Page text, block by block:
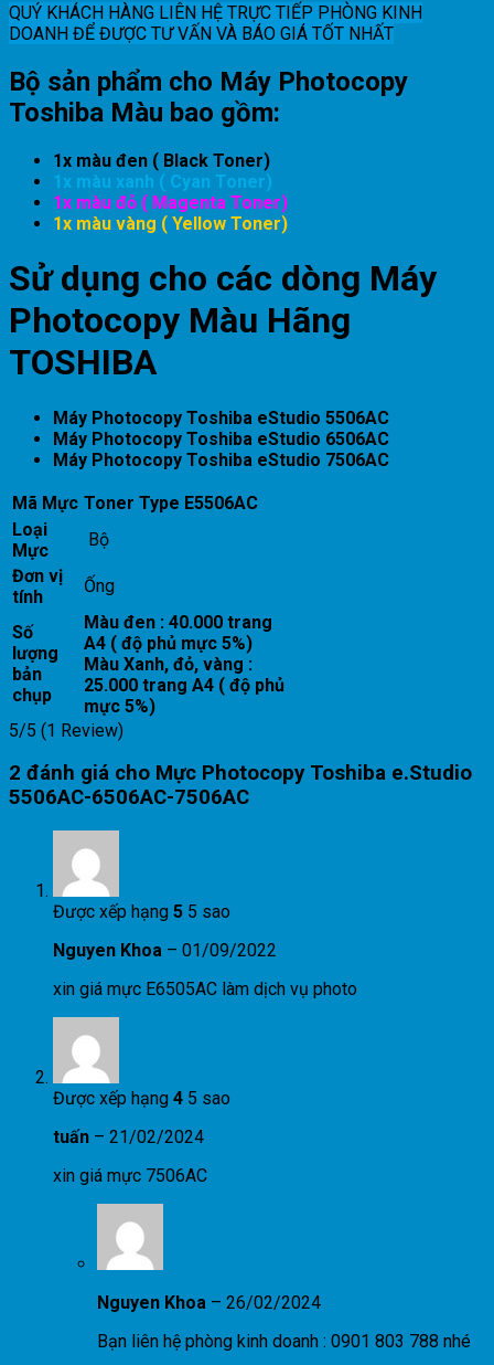
QUÝ KHÁCH HÀNG LIÊN HỆ TRỰC TIẾP PHÒNG KINH
DOANH ĐỂ ĐƯỢC TƯ VẤN VÀ BÁO GIÁ TỐT NHẤT
Bộ sản phẩm cho Máy Photocopy
Toshiba Màu bao gồm:
1x màu đen ( Black Toner)
1x màu xanh ( Cyan Toner)
1x màu đỏ ( Magenta Toner)
1x màu vàng ( Yellow Toner)
Sử dụng cho các dòng Máy
Photocopy Màu Hãng
TOSHIBA
Máy Photocopy Toshiba eStudio 5506AC
Máy Photocopy Toshiba eStudio 6506AC
Máy Photocopy Toshiba eStudio 7506AC
Mã Mực Toner Type E5506AC
Loại
Mực
Bộ
Đơn vị
tính
Ống
Số
lượng
bản
chụp
Màu đen : 40.000 trang
A4 ( độ phủ mực 5%)
Màu Xanh, đỏ, vàng :
25.000 trang A4 ( độ phủ
mực 5%)
5/5 (1 Review)
2 đánh giá cho Mực Photocopy Toshiba e.Studio
5506AC-6506AC-7506AC
Được xếp hạng 5 5 sao
Nguyen Khoa – 01/09/2022
xin giá mực E6505AC làm dịch vụ photo
Được xếp hạng 4 5 sao
tuấn – 21/02/2024
xin giá mực 7506AC
Nguyen Khoa – 26/02/2024
Bạn liên hệ phòng kinh doanh : 0901 803 788 nhé